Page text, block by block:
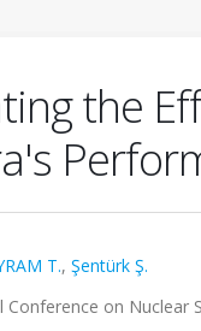
the
T., Şentürk Ş.
Conference on Nuclear